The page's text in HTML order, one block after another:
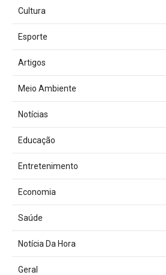
Cultura
Esporte
Artigos
Meio Ambiente
Notícias
Educação
Entretenimento
Economia
Saúde
Notícia Da Hora
Geral